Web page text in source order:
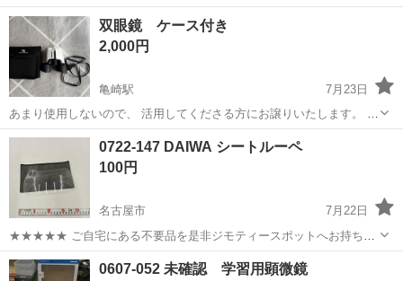
みしませんか？ 家電、趣味・スポーツ・レジャー用品、こども用品、
衣料服飾品、生活雑貨、家具、本、CD・DVDなどが無料でまとめて持
ち込めます！ ※詳細はこ...
愛知 名古屋市 望遠鏡、顕微鏡
双眼鏡 ケース付き
2,000円
亀崎駅
7月23日
あまり使用しないので、 活用してくださる方にお譲りいたします。 よ
ろしくお願いいたします。
愛知 半田市 望遠鏡、顕微鏡
0722-147 DAIWA シートルーペ
100円
名古屋市
7月22日
★★★★★ ご自宅にある不要品を是非ジモティースポットへお持ち込
みしませんか？ 家電、趣味・スポーツ・レジャー用品、こども用品、
衣料服飾品、生活雑貨、家具、本、CD・DVDなどが無料でまとめて持
愛知 名古屋市 望遠鏡、顕微鏡 ルーペ
0607-052 未確認 学習用顕微鏡